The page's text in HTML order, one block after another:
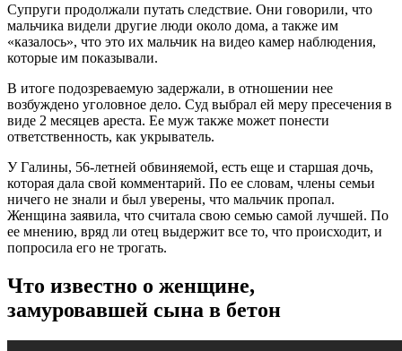
Супруги продолжали путать следствие. Они говорили, что
мальчика видели другие люди около дома, а также им
«казалось», что это их мальчик на видео камер наблюдения,
которые им показывали.
В итоге подозреваемую задержали, в отношении нее
возбуждено уголовное дело. Суд выбрал ей меру пресечения в
виде 2 месяцев ареста. Ее муж также может понести
ответственность, как укрыватель.
У Галины, 56-летней обвиняемой, есть еще и старшая дочь,
которая дала свой комментарий. По ее словам, члены семьи
ничего не знали и был уверены, что мальчик пропал.
Женщина заявила, что считала свою семью самой лучшей. По
ее мнению, вряд ли отец выдержит все то, что происходит, и
попросила его не трогать.
Что известно о женщине,
замуровавшей сына в бетон